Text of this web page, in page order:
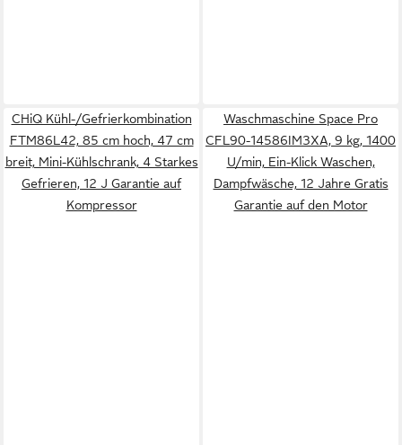
CHiQ Kühl-/Gefrierkombination
FTM86L42, 85 cm hoch, 47 cm
breit, Mini-Kühlschrank, 4 Starkes
Gefrieren, 12 J Garantie auf
Kompressor
Waschmaschine Space Pro
CFL90-14586IM3XA, 9 kg, 1400
U/min, Ein-Klick Waschen,
Dampfwäsche, 12 Jahre Gratis
Garantie auf den Motor